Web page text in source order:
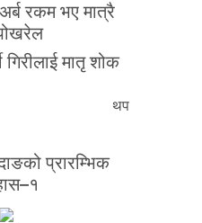
रकम भए मात्रै
गिरीलाई मातृ शोक
थप
प्रारम्भिक